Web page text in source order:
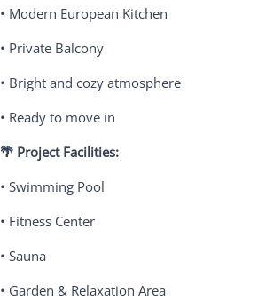
• Modern European Kitchen
• Private Balcony
• Bright and cozy atmosphere
• Ready to move in
🌴 Project Facilities:
• Swimming Pool
• Fitness Center
• Sauna
• Garden & Relaxation Area